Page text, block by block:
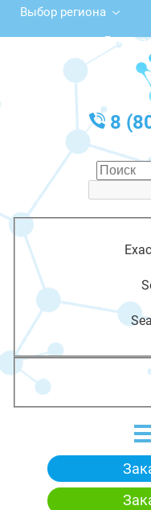
Выбор региона
ул.
с
График
8